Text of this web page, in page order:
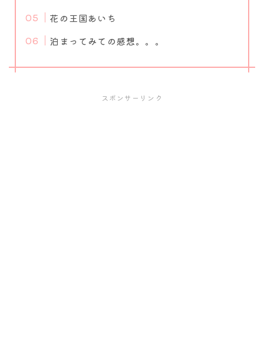
花の王国あいち
泊まってみての感想。。。
スポンサーリンク